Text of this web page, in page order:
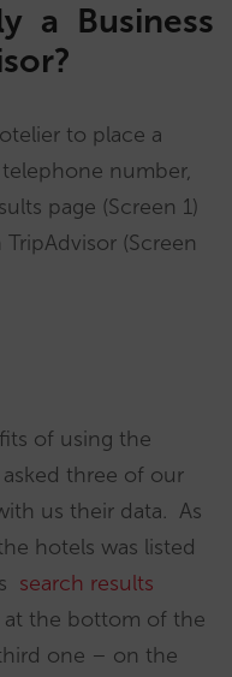
a Business
to place a
number,
page (Screen 1)
(Screen
of using the
asked three of our
us their data. As
hotels was listed
search results
the bottom of the
one – on the